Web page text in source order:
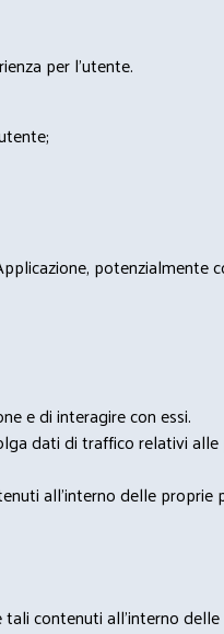
per l'utente.
potenzialmente
e di interagire con essi.
dati di traffico relativi
all'interno delle proprie
contenuti all'interno